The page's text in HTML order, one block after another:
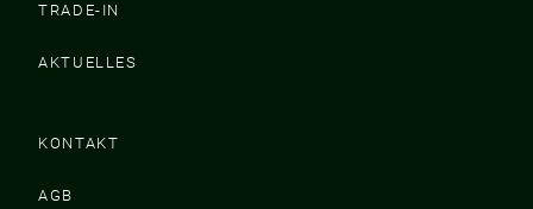
TRADE-IN
AKTUELLES
KONTAKT
AGB